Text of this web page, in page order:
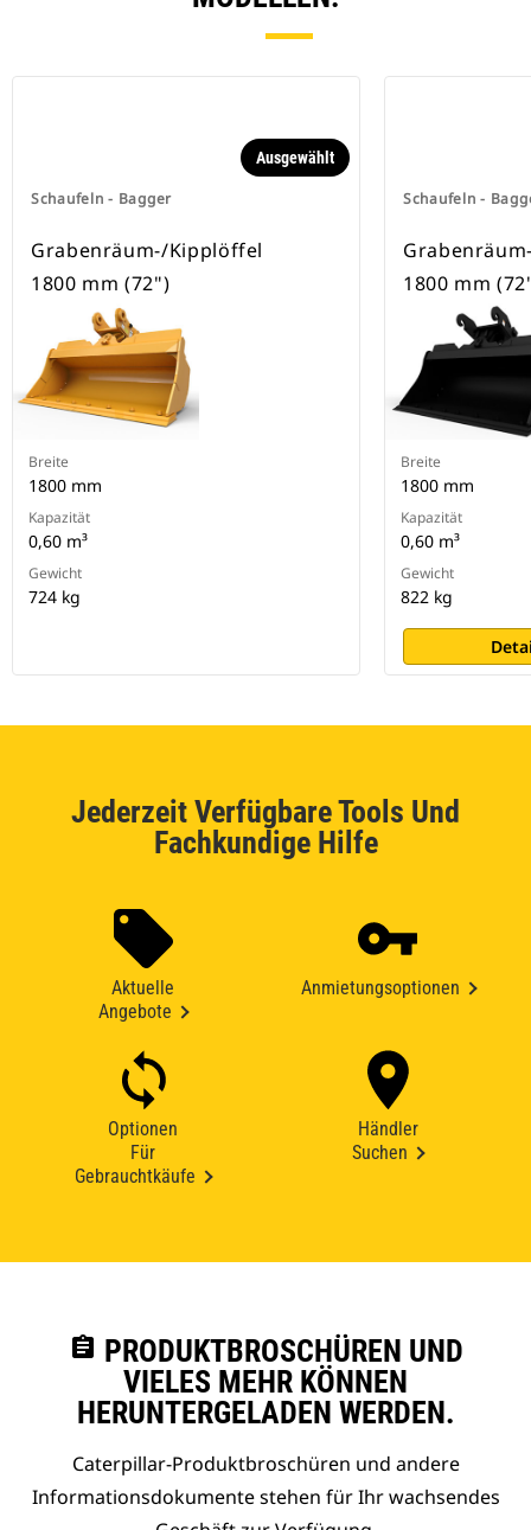
Spezielle CW-Schnellwechsler
besitzen eine Keilverriegelung zur
Spezielle CW-Schnellwechsler sind
Schaufeln - Bagger
Ausgewählt
Grabenräum-/Kipplöffel
1800 mm (72")
Breite
1800 mm
Kapazität
0,60 m³
Gewicht
724 kg
Schaufeln -
1800 mm
Breite
1800 mm
Kapazität
0,60 m³
Gewicht
822 kg
Jederzeit Verfügbare Tools Und
Fachkundige Hilfe
Aktuelle
Angebote
Anmietungsoptionen
Optionen
Für
Gebrauchtkäufe
Händler
Suchen
assignment PRODUKTBROSCHÜREN UND
VIELES MEHR KÖNNEN
HERUNTERGELADEN WERDEN.
Caterpillar-Produktbroschüren und andere
Informationsdokumente stehen für Ihr wachsendes